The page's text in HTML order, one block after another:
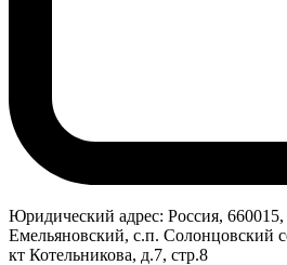
Юридический адрес: Россия,
Емельяновский, с.п. Солонцовский
кт Котельникова, д.7, стр.8